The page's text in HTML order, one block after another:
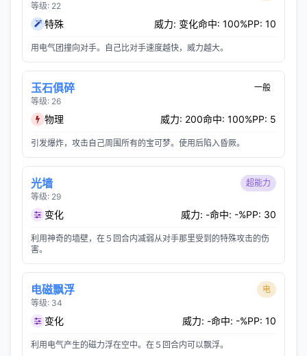
等级: 22
特殊 威力: 变化命中: 100%PP: 10
用电气团撞向对手。自己比对手速度越快，威力越大。
玉石俱碎
等级: 26
一般
物理 威力: 200命中: 100%PP: 5
引发爆炸，攻击自己周围所有的宝可梦。使用后陷入昏厥。
光墙
等级: 29
超能力
变化 威力: -命中: -%PP: 30
利用神奇的墙壁，在５回合内减弱从对手那里受到的特殊攻击的伤
害。
电磁飘浮
等级: 34
电
变化 威力: -命中: -%PP: 10
利用电气产生的磁力浮在空中。在５回合内可以飘浮。